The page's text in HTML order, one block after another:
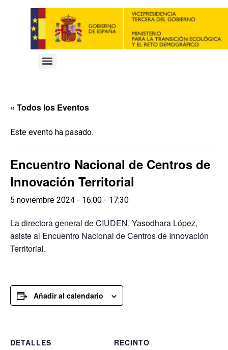
« Todos los Eventos
Este evento ha pasado.
Encuentro Nacional de Centros de
Innovación Territorial
5 noviembre 2024 - 16:00 - 17:30
La directora general de CIUDEN, Yasodhara López,
asiste al Encuentro Nacional de Centros de Innovación
Territorial.
Añadir al calendario
DETALLES
RECINTO